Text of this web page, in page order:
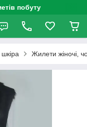
побуту
Жилети жіночі,